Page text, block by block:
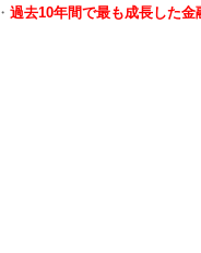
・ 過去10年間で最も成長した金